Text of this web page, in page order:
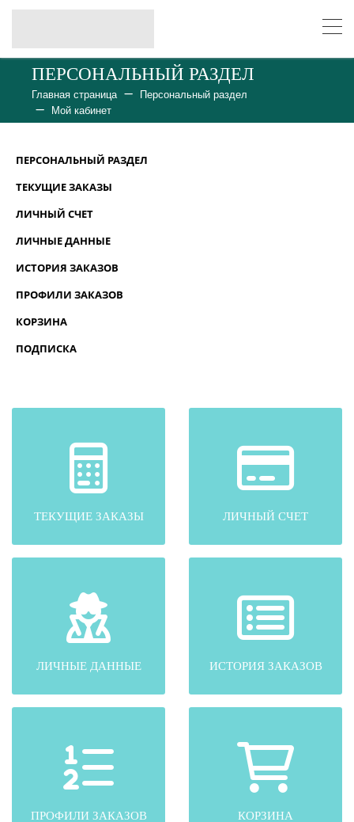
ПЕРСОНАЛЬНЫЙ РАЗДЕЛ
Главная страница
Персональный раздел
Мой кабинет
ПЕРСОНАЛЬНЫЙ РАЗДЕЛ
ТЕКУЩИЕ ЗАКАЗЫ
ЛИЧНЫЙ СЧЕТ
ЛИЧНЫЕ ДАННЫЕ
ИСТОРИЯ ЗАКАЗОВ
ПРОФИЛИ ЗАКАЗОВ
КОРЗИНА
ПОДПИСКА
ТЕКУЩИЕ ЗАКАЗЫ ЛИЧНЫЙ СЧЕТ
ЛИЧНЫЕ ДАННЫЕ ИСТОРИЯ ЗАКАЗОВ
ПРОФИЛИ ЗАКАЗОВ КОРЗИНА